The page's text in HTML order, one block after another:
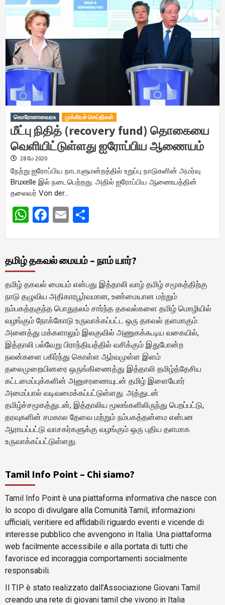
கொரோனாவைரசு முக்கியச் செய்திகள்
மீட்பு நிதித் (recovery fund) தொகையை
வெளியிட்டுள்ளது ஐரோப்பிய ஆணையம்
28 மே 2020
நேற்று ஐரோப்பிய நாடாளுமன்றத்தில் உறுப்பு நாடுகளின் அமர்வு
Bruxelle இல் நடைபெற்றது. அதில் ஐரோப்பிய ஆணையத்தின்
தலைவர் Von der…
WhatsApp
Facebook
Email
தமிழ் தகவல் மையம் – நாம் யார்?
தமிழ் தகவல் மையம் என்பது இத்தாலி வாழ் தமிழ் சமூகத்திற்கு
நாடு தழுவிய அதிகாரபூர்வமான, உண்மையான மற்றும்
நம்பகத்தகுந்த பொதுநலம் சார்ந்த தகவல்களை தமிழ் மொழியில்
வழங்கும் நோக்கோடு உருவாக்கப்பட்ட ஒரு தகவல் தளமாகும்.
அனைத்து மக்களாலும் இலகுவில் அணுகக்கூடிய வகையில்,
இத்தாலி பல்வேறு பிராந்தியத்தில் வசிக்கும் இதுபோன்ற
நலன்களை பகிர்ந்து கொள்ள ஆர்வமுள்ள இளம்
தலைமுறையினரை ஒருங்கிணைத்து இத்தாலி தமிழ்த்தேசிய
கட்டமைப்புக்களின் அனுசரணையுடன் தமிழ் இளையோர்
அமைப்பால் வடிவமைக்கப்பட்டுள்ளது. அத்துடன்
தமிழ்ச்சமூகத்துடன், இத்தாலிய மூலங்களிலிருந்து பெறப்பட்டு,
தரவுகளின் சமகால தேவை மற்றும் நம்பகத்தன்மை என்பன
ஆராயப்பட்டு வாசகர்களுக்கு வழங்கும் ஒரு புதிய தளமாக
உருவாக்கப்பட்டுள்ளது.
Tamil Info Point – Chi siamo?
Tamil Info Point è una piattaforma informativa che nasce con
lo scopo di divulgare alla Comunità Tamil, informazioni
ufficiali, veritiere ed affidabili riguardo eventi e vicende di
interesse pubblico che avvengono in Italia. Una piattaforma
web facilmente accessibile e alla portata di tutti che
favorisce ed incoraggia comportamenti socialmente
responsabili.
Il TIP è stato realizzato dall’Associazione Giovani Tamil
creando una rete di giovani tamil che vivono in Italia